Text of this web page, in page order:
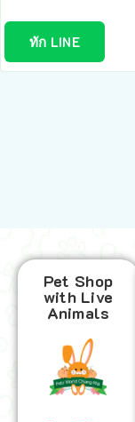
ทัก LINE
Pet Shop
with Live
Animals